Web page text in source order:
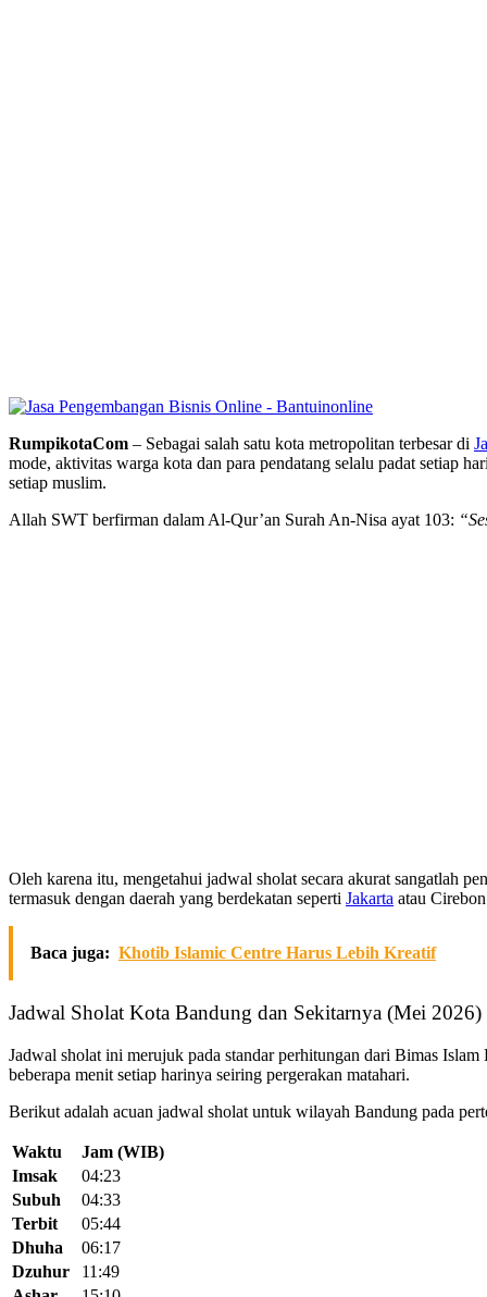
RumpikotaCom – Sebagai salah satu kota metropolitan terbesar di
mode, aktivitas warga kota dan para pendatang selalu padat setiap
setiap muslim.
Allah SWT berfirman dalam Al-Qur’an Surah An-Nisa ayat 103:
Oleh karena itu, mengetahui jadwal sholat secara akurat sangatlah
termasuk dengan daerah yang berdekatan seperti Jakarta atau
Baca juga: Khotib Islamic Centre Harus Lebih Kreatif
Jadwal Sholat Kota Bandung dan Sekitarnya (Mei 2026)
Jadwal sholat ini merujuk pada standar perhitungan dari Bimas
beberapa menit setiap harinya seiring pergerakan matahari.
Berikut adalah acuan jadwal sholat untuk wilayah Bandung pada
Waktu
Jam (WIB)
Imsak
04:23
Subuh
04:33
Terbit
05:44
Dhuha
06:17
Dzuhur
11:49